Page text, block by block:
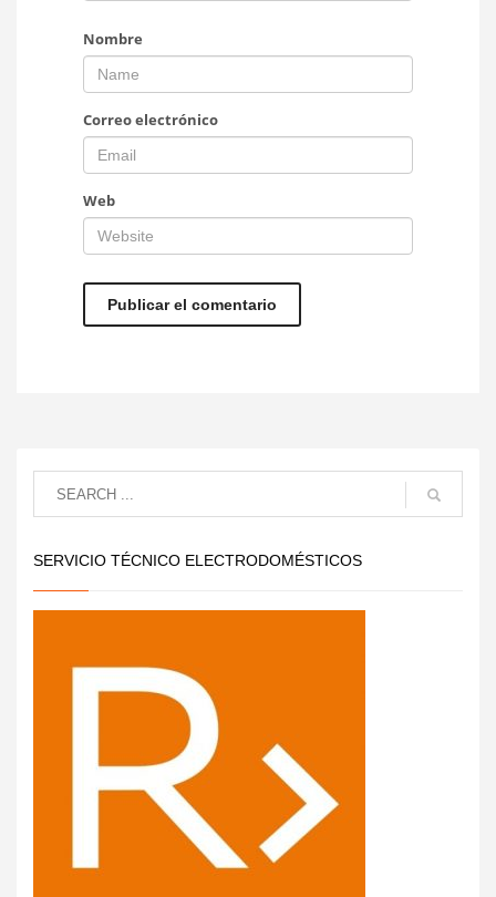
Nombre
Correo electrónico
Web
SERVICIO TÉCNICO ELECTRODOMÉSTICOS